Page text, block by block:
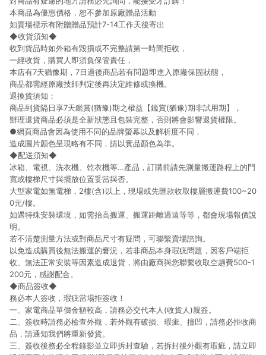
本商品為優惠價格，恕不參加原廠贈品活動
如賣場標示有附贈贈品預計7-14工作天後寄出
◆收貨須知◆
收到貨品時如外箱有毀損或不完整請第一時間拒收，
一經收貨，購買人即須負保管責任，
本店有7天猶豫期，7日過後商品若有問題即進入原廠保固狀態，
商品都需經原廠技師判定後再決定維修或換機。
退換貨須知：
商品到貨隔日享7天鑑賞(猶豫)期之權益【鑑賞(猶豫)期非試用期】，
辦理退貨商品必須是全新狀態且包裝完整，否則將會影響退貨權限。
●網頁商品會因為使用不同的品牌螢幕以及解析度不同，
造成圖片顏色呈現略有不同，請以實品顏色為準。
◆配送須知◆
冰箱、電視、洗衣機、乾衣機等…產品，訂購前請先測量搬運路程上的門
寬或樓梯尺寸與擺放位置妥當與否。
大型家電如無電梯，2樓(含)以上，現場或先匯款收取樓層搬運費100~20
0元/樓。
如遇特殊安裝環境，如需抬高搬運、搬運距離過遠等等，都會現場報價說
明。
若不清楚測量方法或對商品尺寸有疑問，可聯繫賣場諮詢。
以免造成購買後無法搬運的窘況，若非商品本身瑕疵問題，因客戶端拒
收、無法正常安裝等因素造成退貨，將由廠商與您聯繫收取空趟費500-1
200元，感謝配合。
◆商品簽收◆
務必本人簽收，瑕疵當場拒簽收！
一、家電商品單價金額較高，請務必交代本人(收貨人)親簽。
二、簽收時請務必檢查外觀，若外觀有破損、瑕疵、撞凹，請務必拒收商
品，請通知我們將重新發貨。
三、簽收後務必全程錄影並立即拆封查驗，若拆封後外觀有瑕疵，請立即